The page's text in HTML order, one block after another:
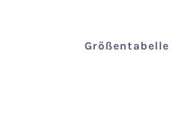
Größentabelle